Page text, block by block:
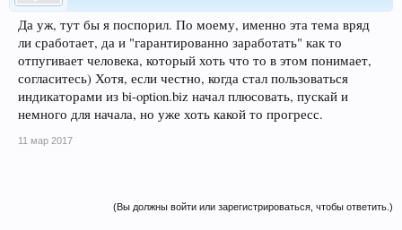
Да уж, тут бы я поспорил. По моему, именно эта тема вряд
ли сработает, да и "гарантированно заработать" как то
отпугивает человека, который хоть что то в этом понимает,
согласитесь) Хотя, если честно, когда стал пользоваться
индикаторами из bi-option.biz начал плюсовать, пускай и
немного для начала, но уже хоть какой то прогресс.
11 мар 2017
(Вы должны войти или зарегистрироваться, чтобы ответить.)